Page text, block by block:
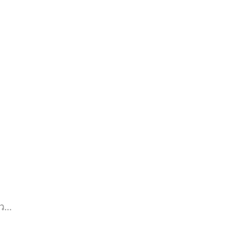
Line Openchat สำหรับ แฟนคลับของ อาฮ๋วง ณัฐวดี พิภพพรชัย 🎀 สร้างโดย Arhoung Official Fanclub TH มาซัพพอร์ตอาฮ๋วงกันเยอะ ๆ นะคะ #ของรักของฮ๋วง #อาฮ๋วง #Arhoung